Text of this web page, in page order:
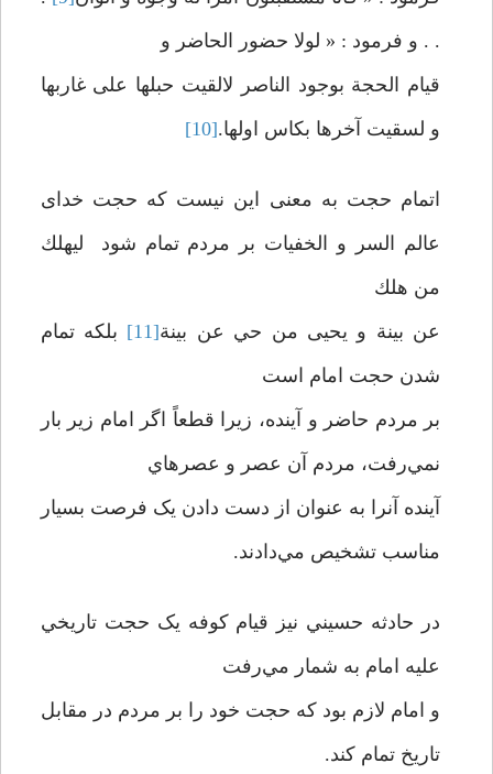
. . و فرمود : « لولا حضور الحاضر و
قيام الحجة بوجود الناصر لالقيت حبلها علی غاربها
و لسقيت‏ آخرها بكاس اولها.[10]
اتمام حجت به معنی اين نيست كه حجت خدای
عالم السر و الخفيات بر مردم تمام شود ليهلك
من هلك
عن بينة و يحيی من حي عن بينة[11]
بلکه تمام
شدن حجت امام است
بر مردم حاضر و آينده، زيرا قطعاً اگر امام زير بار
نمي‌رفت، مردم آن عصر و عصرهاي
آينده آنرا به عنوان از دست دادن يک فرصت بسيار
مناسب تشخيص مي‌دادند.
در حادثه حسيني نيز قيام کوفه يک حجت تاريخي
عليه امام به شمار مي‌رفت
و امام لازم بود که حجت خود را بر مردم در مقابل
تاريخ تمام کند.